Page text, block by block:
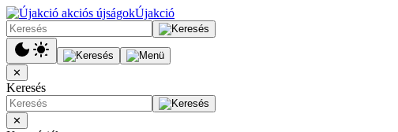
Újakció
✕
Keresés
✕